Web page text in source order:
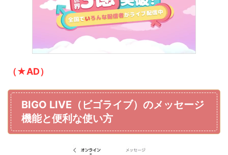
（★AD）
BIGO LIVE（ビゴライブ）のメッセージ
機能と便利な使い方